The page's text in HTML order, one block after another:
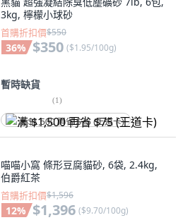
3kg, 檸檬小球砂
首購折扣價$550
36% $350 ($1.95/100g)
暫時缺貨
(1)
满 $1,500 再省 $75 (王道卡)
喵喵小窩 條形豆腐貓砂, 6袋, 2.4kg,
伯爵紅茶
首購折扣價$1,596
12% $1,396 ($9.70/100g)